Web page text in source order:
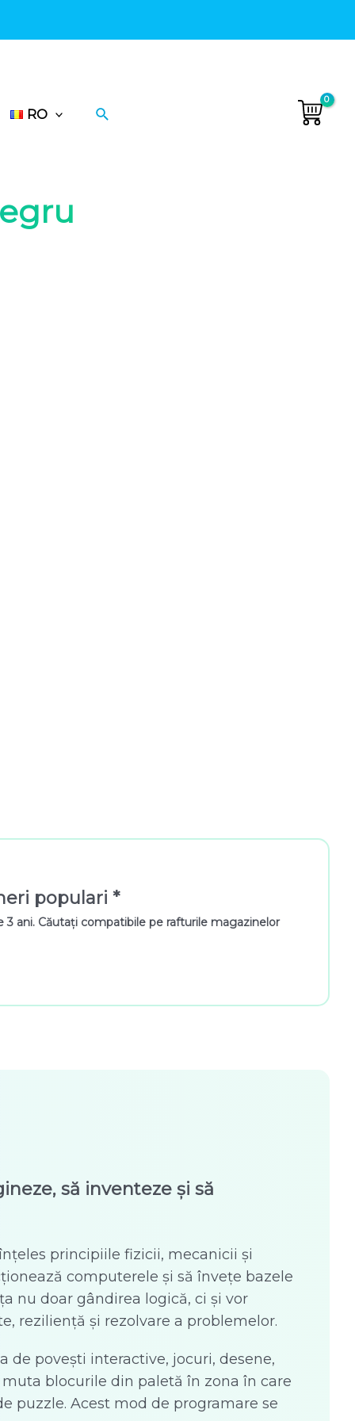
RO Căutare
populari *
ani. Căutați compatibile pe rafturile magazinelor
să inventeze și să
principiile fizicii, mecanicii și
computerele și să învețe bazele
nu doar gândirea logică, ci și vor
reziliență și rezolvare a problemelor.
de povești interactive, jocuri, desene,
blocurile din paletă în zona în care
puzzle. Acest mod de programare se